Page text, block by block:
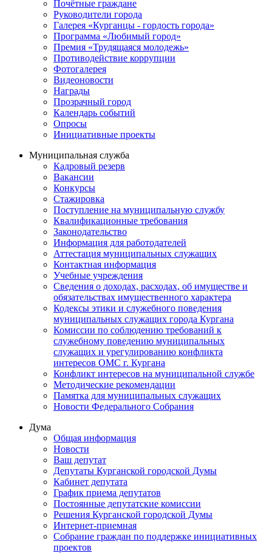
Почётные граждане
Руководители города
Галерея «Курганцы - гордость города»
Программа «Любимый город»
Премия «Трудящаяся молодежь»
Противодействие коррупции
Фотогалерея
Видеоновости
Награды
Прозрачный город
Календарь событий
Опросы
Инициативные проекты
Муниципальная служба
Кадровый резерв
Вакансии
Конкурсы
Стажировка
Поступление на муниципальную службу
Квалификационные требования
Законодательство
Информация для работодателей
Аттестация муниципальных служащих
Контактная информация
Учебные учреждения
Сведения о доходах, расходах, об имуществе и
обязательствах имущественного характера
Кодексы этики и служебного поведения
муниципальных служащих города Кургана
Комиссии по соблюдению требований к
служебному поведению муниципальных
служащих и урегулированию конфликта
интересов ОМС г. Кургана
Конфликт интересов на муниципальной службе
Методические рекомендации
Памятка для муниципальных служащих
Новости Федерального Cобрания
Дума
Общая информация
Новости
Ваш депутат
Депутаты Курганской городской Думы
Кабинет депутата
График приема депутатов
Постоянные депутатские комиссии
Решения Курганской городской Думы
Интернет-приемная
Собрание граждан по поддержке инициативных
проектов